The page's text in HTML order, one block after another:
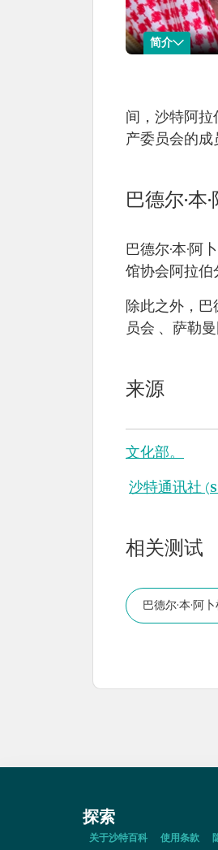
简介
名称：巴德尔·
阿卜杜拉·本·穆
默德·本·法尔汉·
间，沙特阿
产委员会的成
巴德尔·本
巴德尔·本·
馆协会阿拉伯
除此之外，
员会 、萨勒
来源
文化部。
沙特通讯社
相关测试
巴德尔·本·阿
探索
关于沙特百科 使用条款